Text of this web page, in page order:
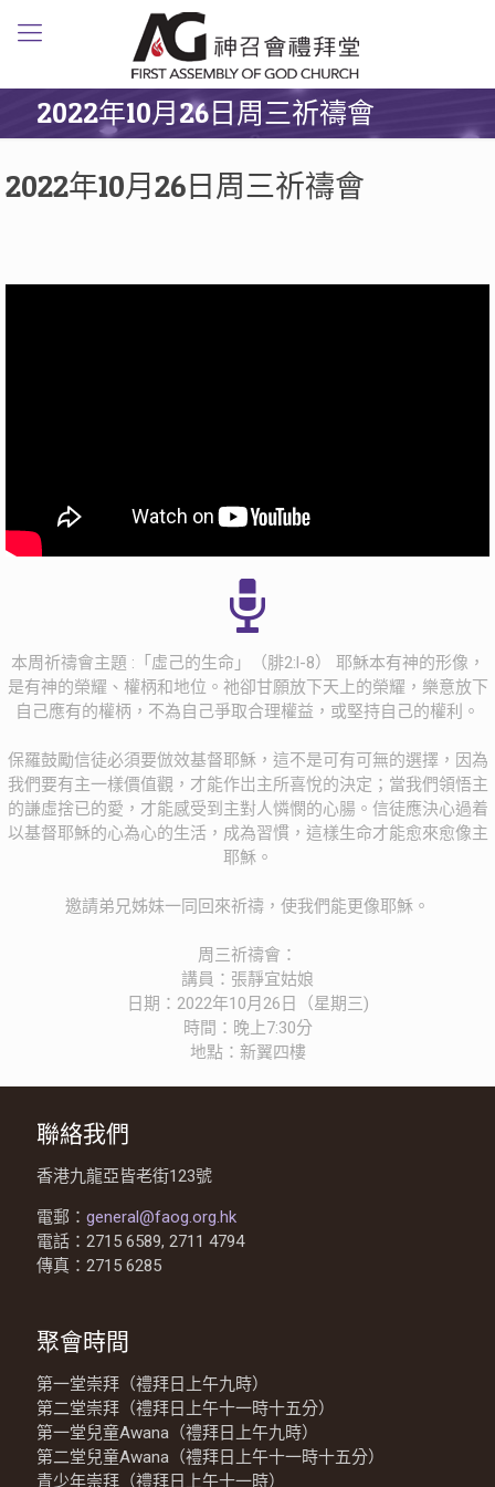
2022年10月26日周三祈禱會
2022年10月26日周三祈禱會
本周祈禱會主題 :「虛己的生命」（腓2:l-8） 耶穌本有神的形像，
是有神的榮耀、權柄和地位。祂卻甘願放下天上的榮耀，樂意放下
自己應有的權柄，不為自己爭取合理權益，或堅持自己的權利。
保羅鼓勵信徒必須要倣效基督耶穌，這不是可有可無的選擇，因為
我們要有主一樣價值觀，才能作岀主所喜悅的決定；當我們領悟主
的謙虛捨已的愛，才能感受到主對人憐憫的心腸。信徒應決心過着
以基督耶穌的心為心的生活，成為習慣，這樣生命才能愈來愈像主
耶穌。
邀請弟兄姊妹一同回來祈禱，使我們能更像耶穌。
周三祈禱會：
講員：張靜宜姑娘
日期：2022年10月26日（星期三)
時間：晚上7:30分
地點：新翼四樓
聯絡我們
香港九龍亞皆老街123號
電郵： general@faog.org.hk
電話：2715 6589, 2711 4794
傳真：2715 6285
聚會時間
第一堂崇拜（禮拜日上午九時）
第二堂崇拜（禮拜日上午十一時十五分）
第一堂兒童Awana（禮拜日上午九時）
第二堂兒童Awana（禮拜日上午十一時十五分）
青少年崇拜（禮拜日上午十一時）